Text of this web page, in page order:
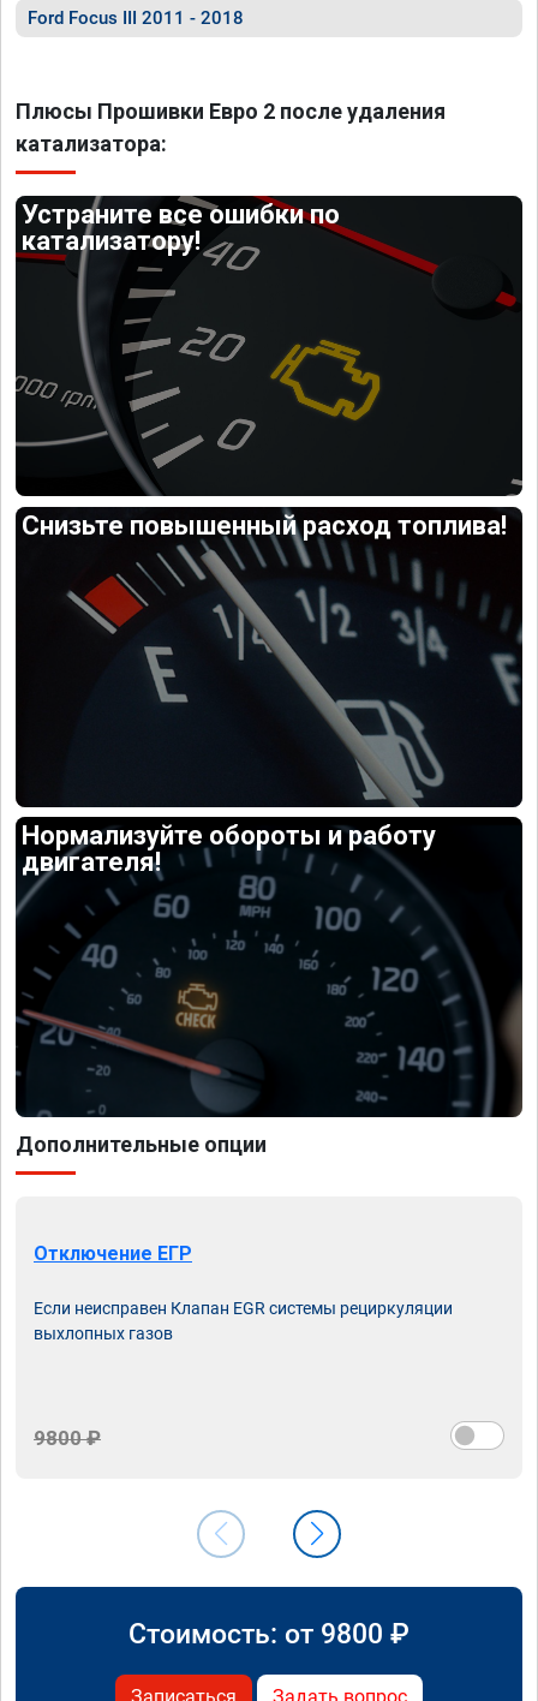
Ford Focus III 2011 - 2018
Плюсы Прошивки Евро 2 после удаления
катализатора:
Устраните все ошибки по
катализатору!
Снизьте повышенный расход топлива!
Нормализуйте обороты и работу
двигателя!
Дополнительные опции
Отключение ЕГР
Если неисправен Клапан EGR системы рециркуляции
выхлопных газов
9800 ₽
Стоимость: от 9800 ₽